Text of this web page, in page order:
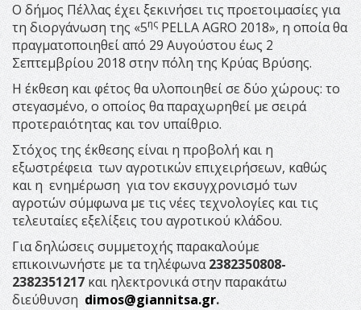
Ο δήμος Πέλλας έχει ξεκινήσει τις προετοιμασίες για
τη διοργάνωση της «5ηςPELLA AGRO 2018», η οποία θα
πραγματοποιηθεί από 29 Αυγούστου έως 2
Σεπτεμβρίου 2018 στην πόλη της Κρύας Βρύσης.
Η έκθεση και φέτος θα υλοποιηθεί σε δύο χώρους: το
στεγασμένο, ο οποίος θα παραχωρηθεί με σειρά
προτεραιότητας και τον υπαίθριο.
Στόχος της έκθεσης είναι η προβολή και η
εξωστρέφεια των αγροτικών επιχειρήσεων, καθώς
και η ενημέρωση για τον εκσυγχρονισμό των
αγροτών σύμφωνα με τις νέες τεχνολογίες και τις
τελευταίες εξελίξεις του αγροτικού κλάδου.
Για δηλώσεις συμμετοχής παρακαλούμε
επικοινωνήστε με τα τηλέφωνα2382350808-
2382351217 και ηλεκτρονικά στην παρακάτω
διεύθυνση dimos@giannitsa.gr.